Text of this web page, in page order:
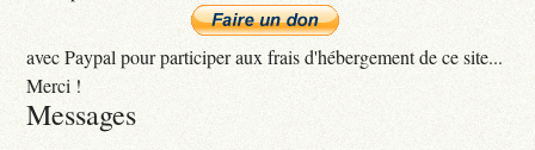
avec Paypal pour participer aux frais d'hébergement de ce site...
Merci !
Messages